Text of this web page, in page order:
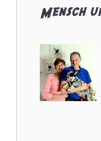
Mensch